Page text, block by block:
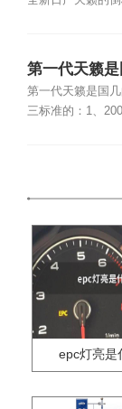
第一代天籁
第一代天籁是国
三标准的：1、
epc灯亮是